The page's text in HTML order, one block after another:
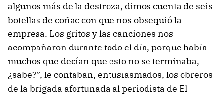
algunos más de la destroza, dimos cuenta de seis
botellas de coñac con que nos obsequió la
empresa. Los gritos y las canciones nos
acompañaron durante todo el día, porque había
muchos que decían que esto no se terminaba,
¿sabe?”, le contaban, entusiasmados, los obreros
de la brigada afortunada al periodista de El